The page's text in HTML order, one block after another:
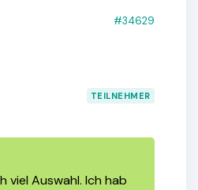
#34629
TEILNEHMER
Auswahl. Ich hab